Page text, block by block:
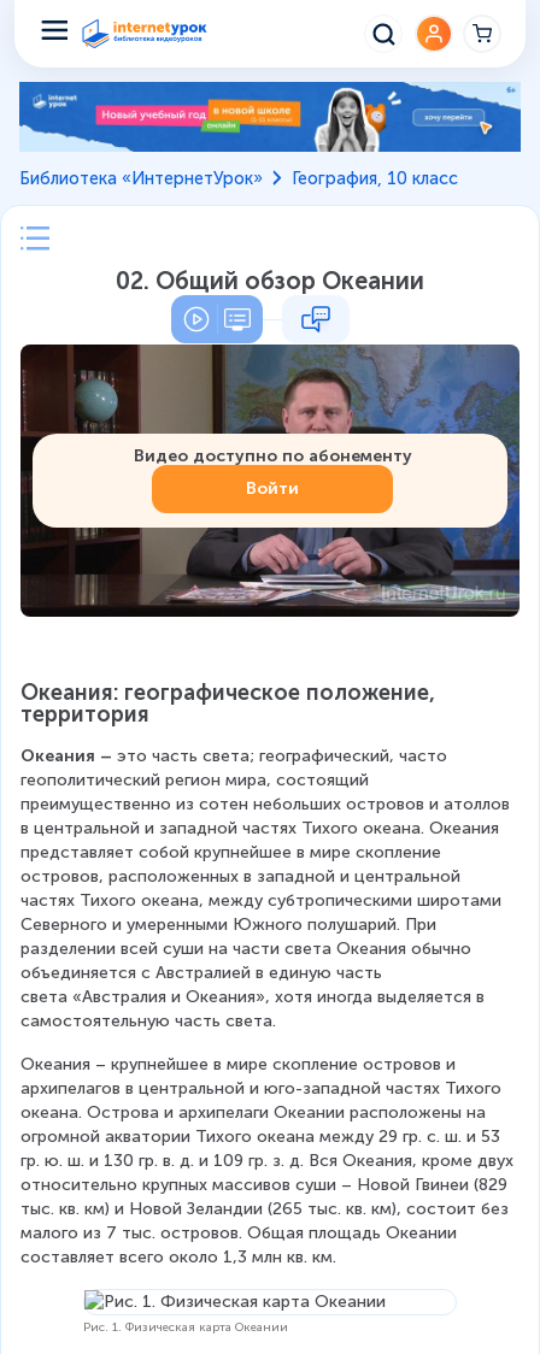
Библиотека «ИнтернетУрок» География, 10 класс
02. Общий обзор Океании
Видео доступно по абонементу
Войти
Океания: географическое положение,
территория
Океания – это часть света; географический, часто
геополитический регион мира, состоящий
преимущественно из сотен небольших островов и атоллов
в центральной и западной частях Тихого океана. Океания
представляет собой крупнейшее в мире скопление
островов, расположенных в западной и центральной
частях Тихого океана, между субтропическими широтами
Северного и умеренными Южного полушарий. При
разделении всей суши на части света Океания обычно
объединяется с Австралией в единую часть
света «Австралия и Океания», хотя иногда выделяется в
самостоятельную часть света.
Океания – крупнейшее в мире скопление островов и
архипелагов в центральной и юго-западной частях Тихого
океана. Острова и архипелаги Океании расположены на
огромной акватории Тихого океана между 29 гр. с. ш. и 53
гр. ю. ш. и 130 гр. в. д. и 109 гр. з. д. Вся Океания, кроме двух
относительно крупных массивов суши – Новой Гвинеи (829
тыс. кв. км) и Новой Зеландии (265 тыс. кв. км), состоит без
малого из 7 тыс. островов. Общая площадь Океании
составляет всего около 1,3 млн кв. км.
Рис. 1. Физическая карта Океании